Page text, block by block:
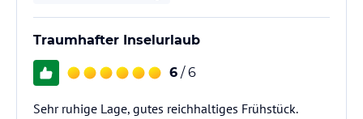
Traumhafter Inselurlaub
6 / 6
Sehr ruhige Lage, gutes reichhaltiges Frühstück.